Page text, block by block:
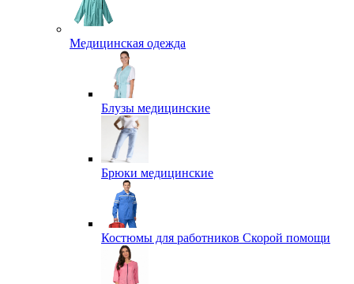
Медицинская одежда
Блузы медицинские
Брюки медицинские
Костюмы для работников Скорой помощи